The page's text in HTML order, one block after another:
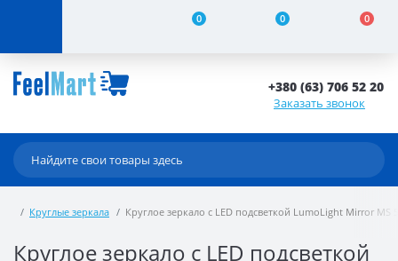
0 0 0
+380 (63) 706 52 20
Заказать звонок
Круглые зеркала Круглое зеркало с LED подсветкой LumoLight Mirror MS
Круглое зеркало с LED подсветкой